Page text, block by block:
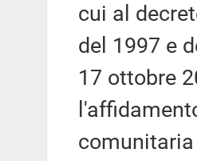
cui al
del 1997 e
17 ottobre
comunitaria